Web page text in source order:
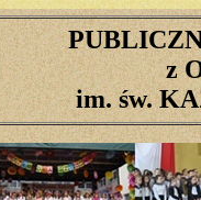
z
im. św.